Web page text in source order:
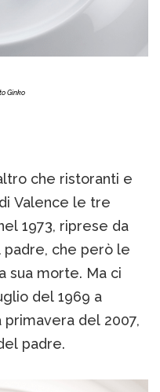
Ginko
che ristoranti e
Valence le tre
1973, riprese da
padre, che però le
sua morte. Ma ci
del 1969 a
del 2007,
padre.